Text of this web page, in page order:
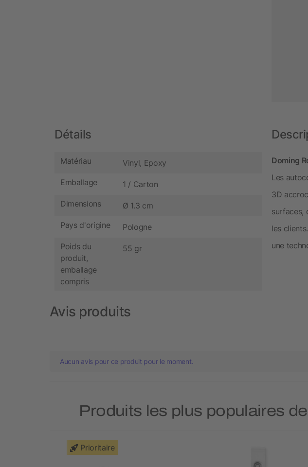
Détails
Matériau Vinyl, Epoxy
Emballage 1 / Carton
Dimensions Ø 1.3 cm
Pays d'origine Pologne
Poids du
produit,
emballage
compris
55 gr
Doming
Les
3D
surfaces,
les
une
Avis produits
Aucun avis pour ce produit pour le moment.
Produits les plus populaires
Prioritaire